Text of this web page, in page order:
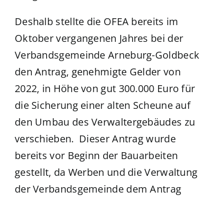
Deshalb stellte die OFEA bereits im
Oktober vergangenen Jahres bei der
Verbandsgemeinde Arneburg-Goldbeck
den Antrag, genehmigte Gelder von
2022, in Höhe von gut 300.000 Euro für
die Sicherung einer alten Scheune auf
den Umbau des Verwaltergebäudes zu
verschieben. Dieser Antrag wurde
bereits vor Beginn der Bauarbeiten
gestellt, da Werben und die Verwaltung
der Verbandsgemeinde dem Antrag